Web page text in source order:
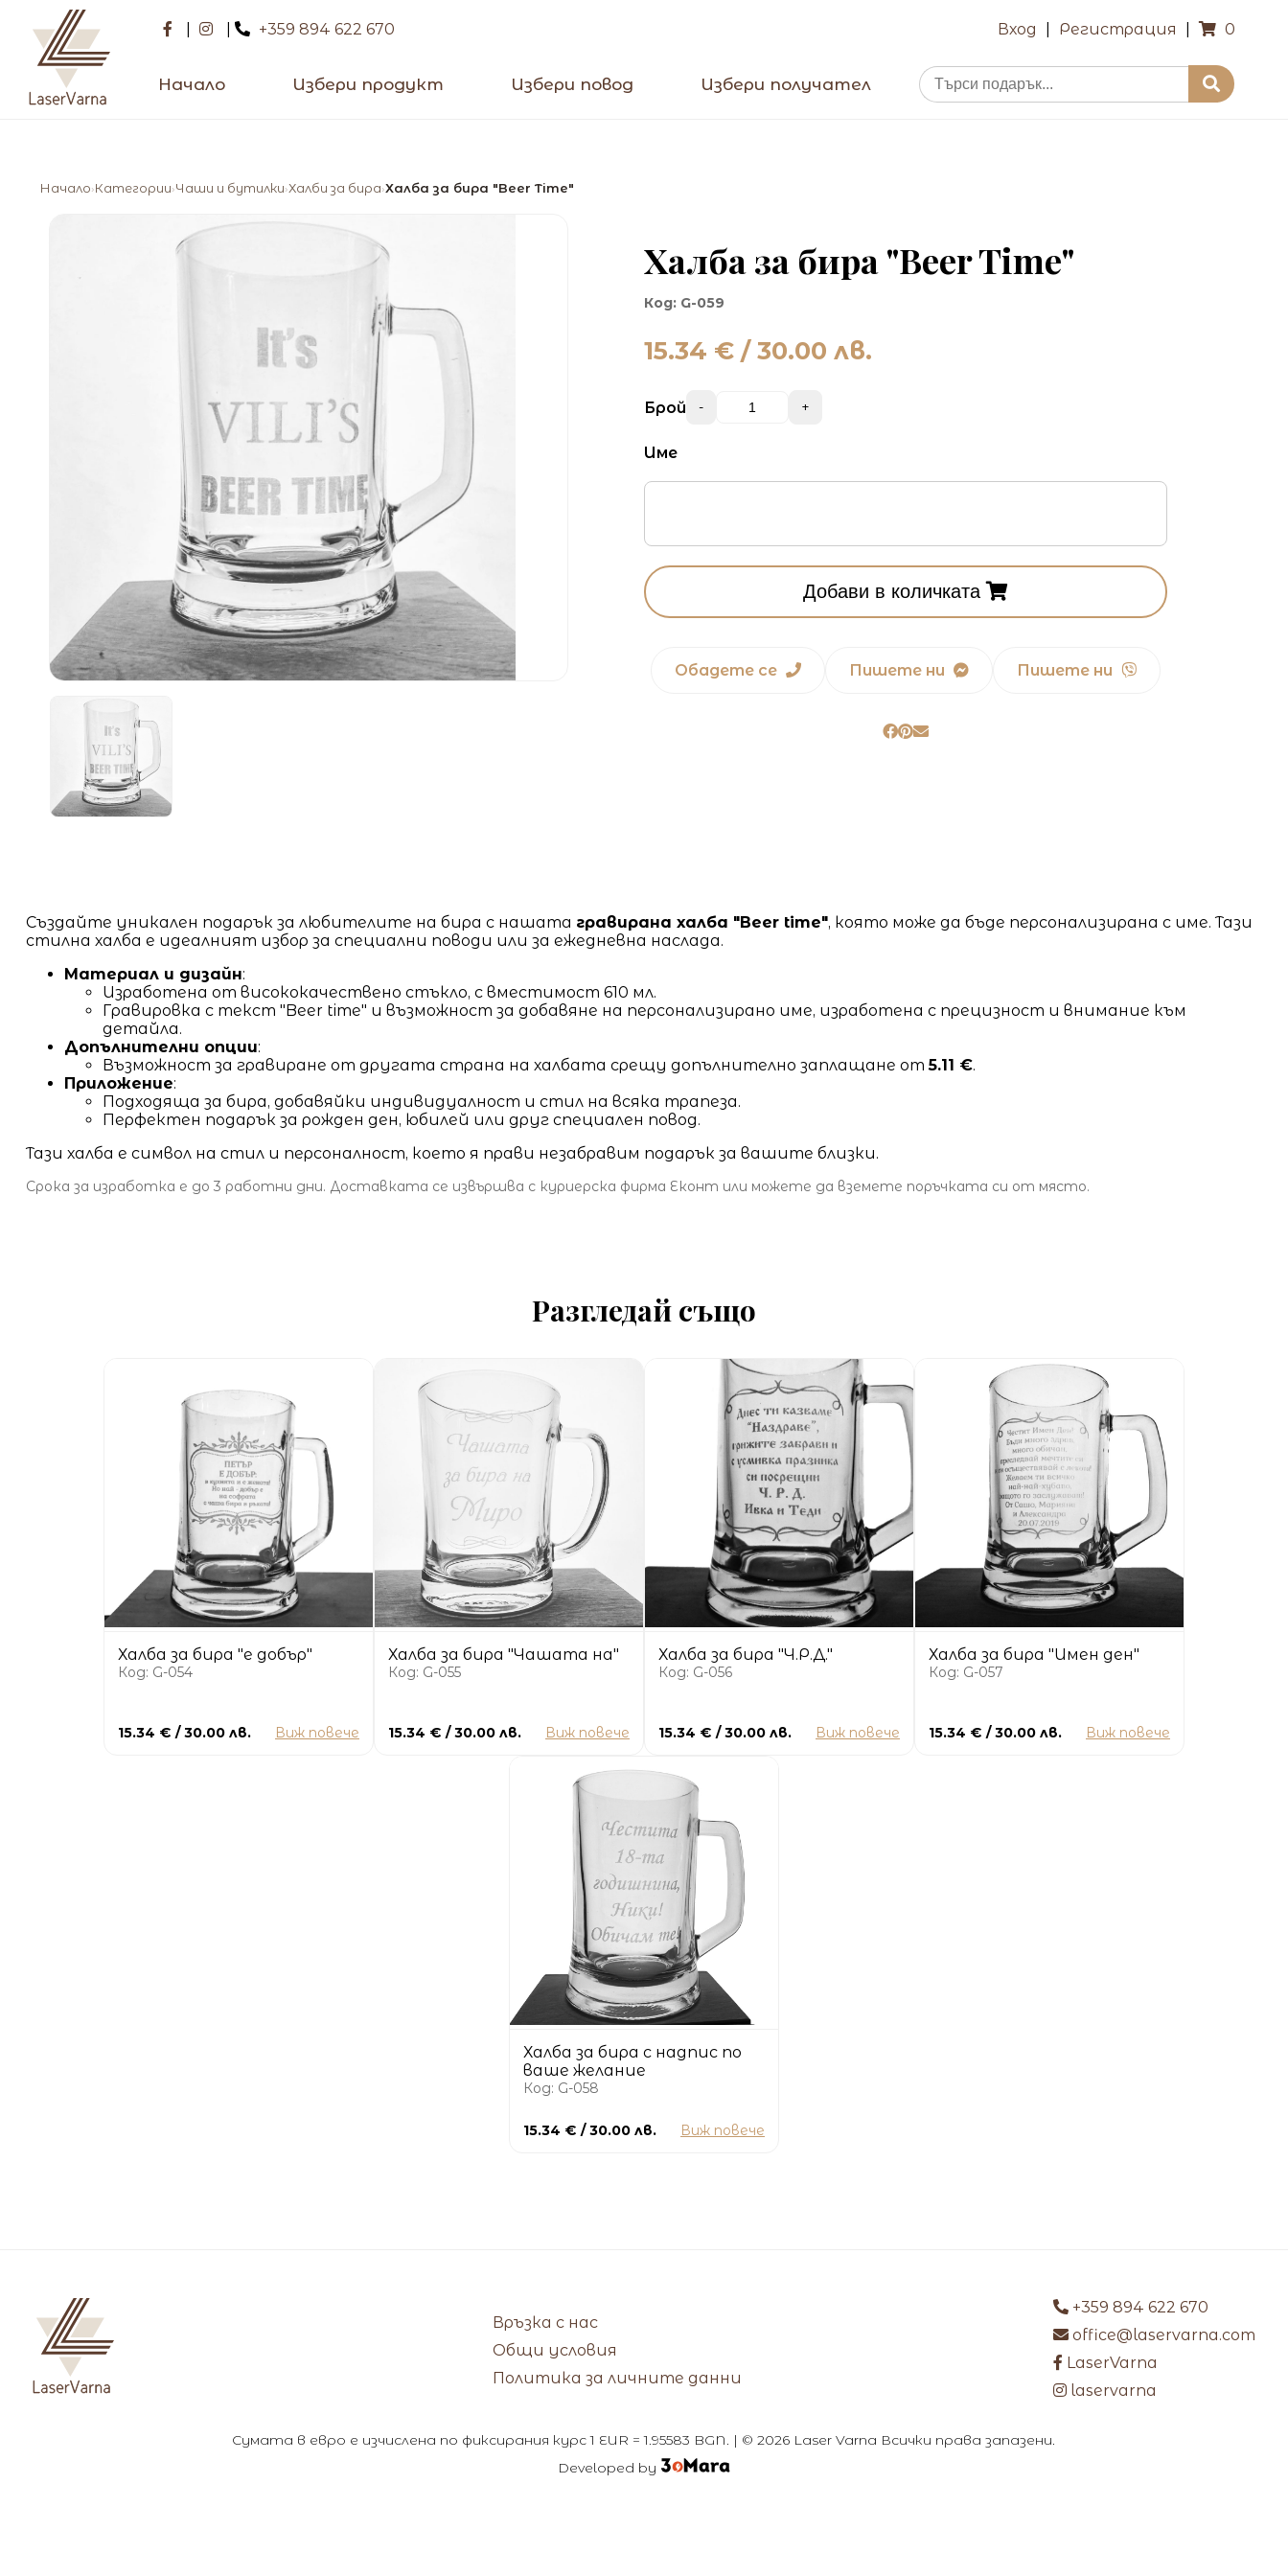
+359 894 622 670 Вход Регистрация 0
Начало Избери продукт Избери повод Избери получател
Начало›Категории›Чаши и бутилки›Халби за бира›Халба за бира "Beer Time"
Халба за бира "Beer Time"
Код: G-059
15.34 € / 30.00 лв.
Брой - +
Име
Добави в количката
Обадете се Пишете ни Пишете ни
Създайте уникален подарък за любителите на бира с нашата гравирана халба "Beer time", която може да бъде персонализирана с име. Тази
стилна халба е идеалният избор за специални поводи или за ежедневна наслада.
Материал и дизайн:
Изработена от висококачествено стъкло, с вместимост 610 мл.
Гравировка с текст "Beer time" и възможност за добавяне на персонализирано име, изработена с прецизност и внимание към
детайла.
Допълнителни опции:
Възможност за гравиране от другата страна на халбата срещу допълнително заплащане от5.11 €.
Приложение:
Подходяща за бира, добавяйки индивидуалност и стил на всяка трапеза.
Перфектен подарък за рожден ден, юбилей или друг специален повод.
Тази халба е символ на стил и персоналност, което я прави незабравим подарък за вашите близки.
Срока за изработка е до 3 работни дни. Доставката се извършва с куриерска фирма Еконт или можете да вземете поръчката си от място.
Разгледай също
Халба за бира "е добър"
Код: G-054
15.34 € / 30.00 лв. Виж повече
Халба за бира "Чашата на"
Код: G-055
15.34 € / 30.00 лв. Виж повече
Халба за бира "Ч.Р.Д."
Код: G-056
15.34 € / 30.00 лв. Виж повече
Халба за бира "Имен ден"
Код: G-057
15.34 € / 30.00 лв. Виж повече
Халба за бира с надпис по
ваше желание
Код: G-058
15.34 € / 30.00 лв. Виж повече
Връзка с нас
Общи условия
Политика за личните данни
+359 894 622 670
office@laservarna.com
LaserVarna
laservarna
Сумата в евро е изчислена по фиксирания курс 1 EUR = 1.95583 BGN. | © 2026 Laser Varna Всички права запазени.
Developed by